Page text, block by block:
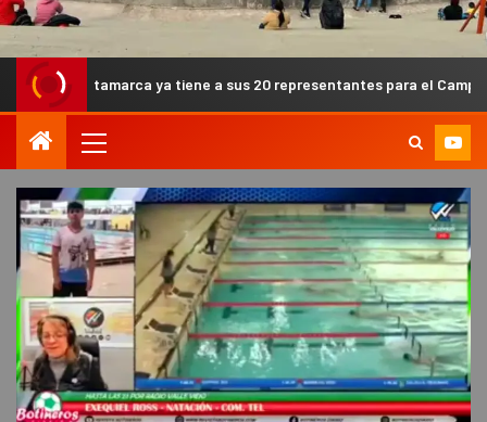
tiene a sus 20 representantes para el Campeonato Argentino de